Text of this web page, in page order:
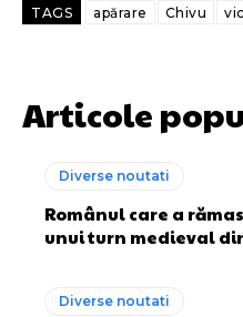
TAGS apărare Chivu
Articole
Diverse noutati
Românul care a
unui turn medieval
Diverse noutati